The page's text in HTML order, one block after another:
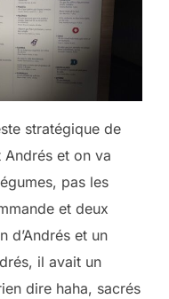
stratégique de
et on va
pas les
et deux
d’Andrés et un
il avait un
dire haha, sacrés